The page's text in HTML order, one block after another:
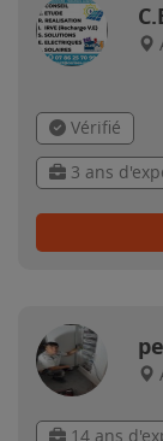
Vérifié
3 ans
14 ans